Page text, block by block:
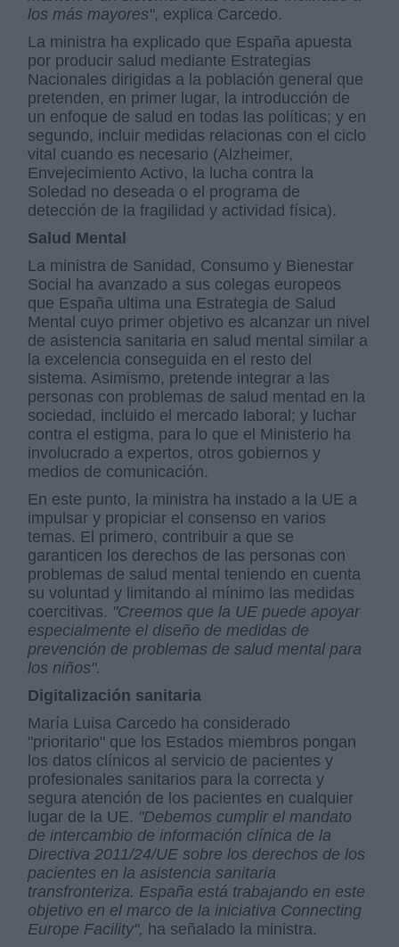
los más mayores", explica Carcedo.
La ministra ha explicado que España apuesta
por producir salud mediante Estrategias
Nacionales dirigidas a la población general que
pretenden, en primer lugar, la introducción de
un enfoque de salud en todas las políticas; y en
segundo, incluir medidas relacionas con el ciclo
vital cuando es necesario (Alzheimer,
Envejecimiento Activo, la lucha contra la
Soledad no deseada o el programa de
detección de la fragilidad y actividad física).
Salud Mental
La ministra de Sanidad, Consumo y Bienestar
Social ha avanzado a sus colegas europeos
que España ultima una Estrategia de Salud
Mental cuyo primer objetivo es alcanzar un nivel
de asistencia sanitaria en salud mental similar a
la excelencia conseguida en el resto del
sistema. Asimismo, pretende integrar a las
personas con problemas de salud mentad en la
sociedad, incluido el mercado laboral; y luchar
contra el estigma, para lo que el Ministerio ha
involucrado a expertos, otros gobiernos y
medios de comunicación.
En este punto, la ministra ha instado a la UE a
impulsar y propiciar el consenso en varios
temas. El primero, contribuir a que se
garanticen los derechos de las personas con
problemas de salud mental teniendo en cuenta
su voluntad y limitando al mínimo las medidas
coercitivas. "Creemos que la UE puede apoyar
especialmente el diseño de medidas de
prevención de problemas de salud mental para
los niños".
Digitalización sanitaria
María Luisa Carcedo ha considerado
"prioritario" que los Estados miembros pongan
los datos clínicos al servicio de pacientes y
profesionales sanitarios para la correcta y
segura atención de los pacientes en cualquier
lugar de la UE. "Debemos cumplir el mandato
de intercambio de información clínica de la
Directiva 2011/24/UE sobre los derechos de los
pacientes en la asistencia sanitaria
transfronteriza. España está trabajando en este
objetivo en el marco de la iniciativa Connecting
Europe Facility", ha señalado la ministra.